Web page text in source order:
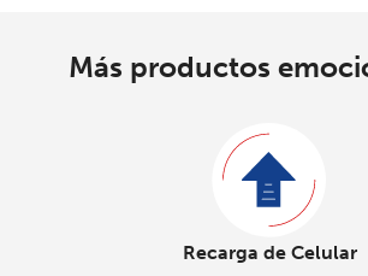
Más productos
Recarga de Celular